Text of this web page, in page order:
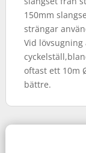
150mm
strängar
Vid
oftast ett 10m
bättre.